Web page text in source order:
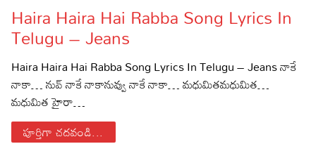
Dialogues
Sports
Poetry
Lyrics
Contact
Gallery*
Haira Haira Hai Rabba Song Lyrics In
Telugu – Jeans
Haira Haira Hai Rabba Song Lyrics In Telugu – Jeans నాకే
నాకా… నువ్ నాకే నాకానువ్వు నాకే నాకా… మధుమితమధుమిత…
మధుమిత హైరా…
పూర్తిగా చదవండి...